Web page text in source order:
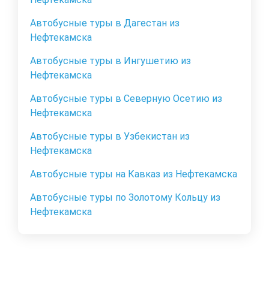
Автобусные туры в Дагестан из
Нефтекамска
Автобусные туры в Ингушетию из
Нефтекамска
Автобусные туры в Северную Осетию из
Нефтекамска
Автобусные туры в Узбекистан из
Нефтекамска
Автобусные туры на Кавказ из Нефтекамска
Автобусные туры по Золотому Кольцу из
Нефтекамска